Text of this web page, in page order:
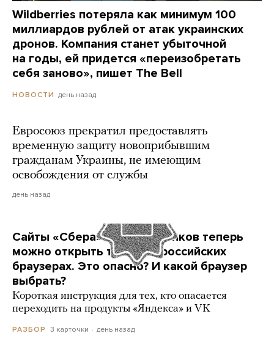
Wildberries потеряла как минимум 100
миллиардов рублей от атак украинских
дронов. Компания станет убыточной
на годы, ей придется «переизобретать
себя заново», пишет The Bell
НОВОСТИ день назад
Евросоюз прекратил предоставлять
временную защиту новоприбывшим
гражданам Украины, не имеющим
освобождения от службы
день назад
Сайты «Сбера» и других банков теперь
можно открыть только в российских
браузерах. Это опасно? И какой браузер
выбрать?
Короткая инструкция для тех, кто опасается
переходить на продукты «Яндекса» и VK
РАЗБОР 3 карточки день назад